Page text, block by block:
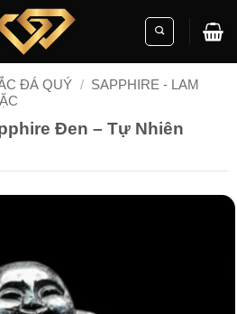
ĐÁ QUÝ / SAPPHIRE - LAM
Đen – Tự Nhiên